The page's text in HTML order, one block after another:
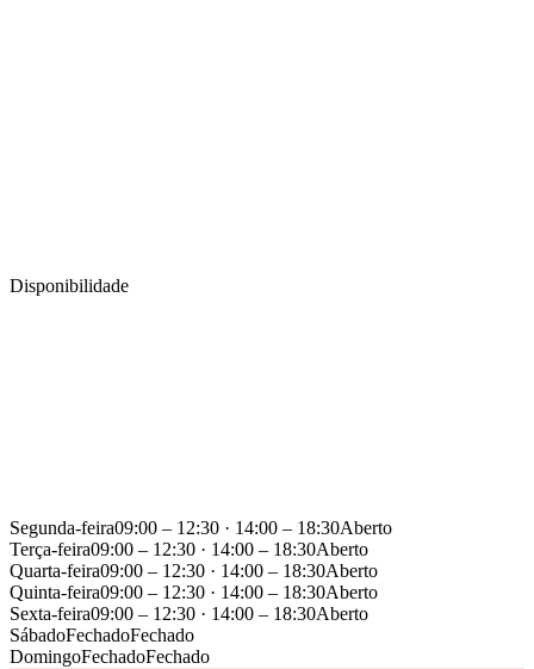
Disponibilidade
Segunda-feira09:00 – 12:30 · 14:00 – 18:30Aberto
Terça-feira09:00 – 12:30 · 14:00 – 18:30Aberto
Quarta-feira09:00 – 12:30 · 14:00 – 18:30Aberto
Quinta-feira09:00 – 12:30 · 14:00 – 18:30Aberto
Sexta-feira09:00 – 12:30 · 14:00 – 18:30Aberto
SábadoFechadoFechado
DomingoFechadoFechado